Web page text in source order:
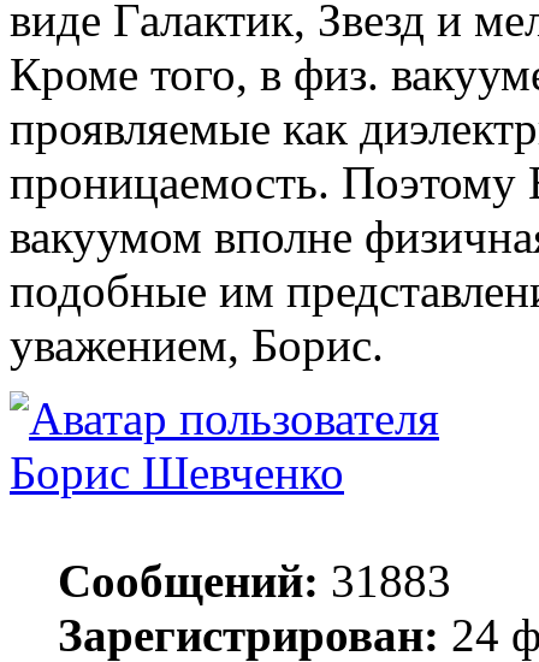
виде Галактик, Звезд и
Кроме того, в физ.
проявляемые как
проницаемость. Поэтому
вакуумом вполне
подобные им
уважением, Борис.
Борис Шевченко
Сообщений: 31883
Зарегистрирован: 24